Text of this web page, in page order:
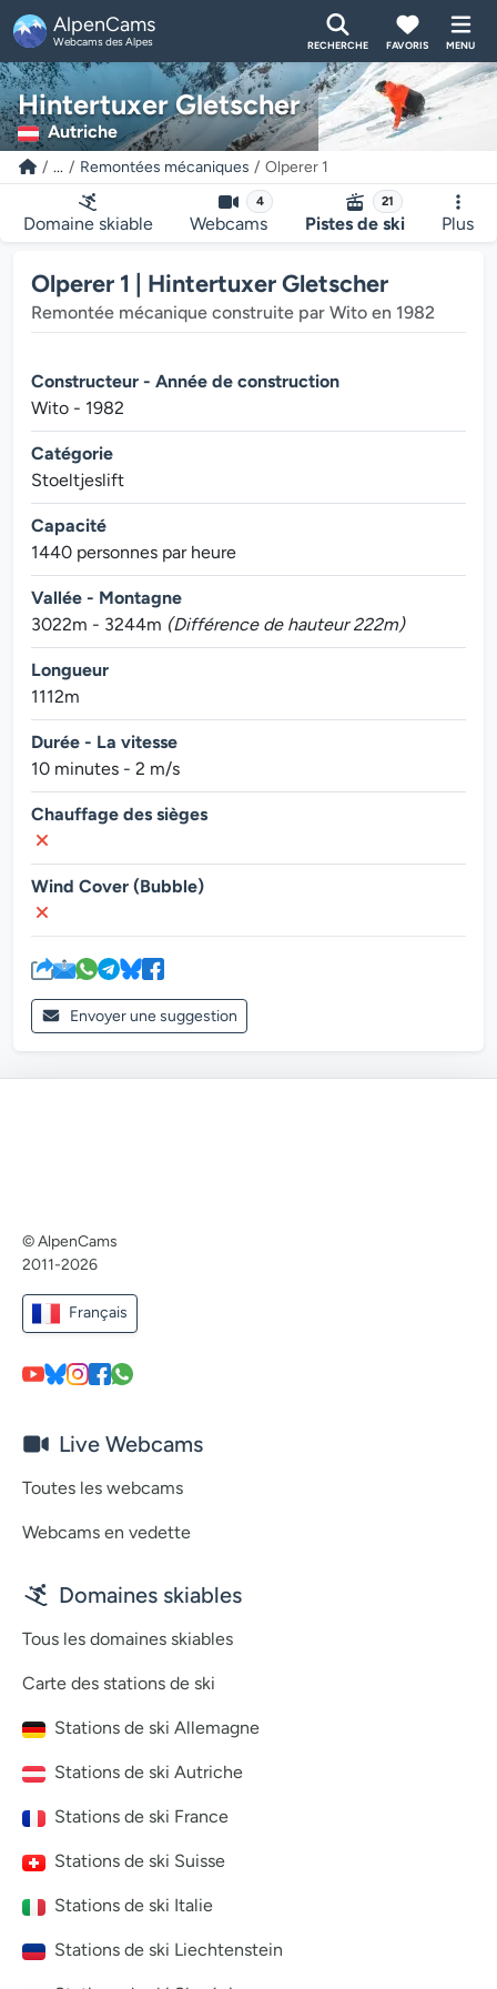
AlpenCams
Webcams des Alpes RECHERCHE FAVORIS MENU
Hintertuxer Gletscher
Autriche
... Remontées mécaniques Olperer 1
Domaine skiable
4
Webcams
21
Pistes de ski Plus
Olperer 1 | Hintertuxer Gletscher
Remontée mécanique construite par Wito en 1982
Constructeur - Année de construction
Wito - 1982
Catégorie
Stoeltjeslift
Capacité
1440 personnes par heure
Vallée - Montagne
3022m - 3244m (Différence de hauteur 222m)
Longueur
1112m
Durée - La vitesse
10 minutes - 2 m/s
Chauffage des sièges
Wind Cover (Bubble)
Envoyer une suggestion
© AlpenCams
2011-2026
Français
Live Webcams
Toutes les webcams
Webcams en vedette
Domaines skiables
Tous les domaines skiables
Carte des stations de ski
Stations de ski Allemagne
Stations de ski Autriche
Stations de ski France
Stations de ski Suisse
Stations de ski Italie
Stations de ski Liechtenstein